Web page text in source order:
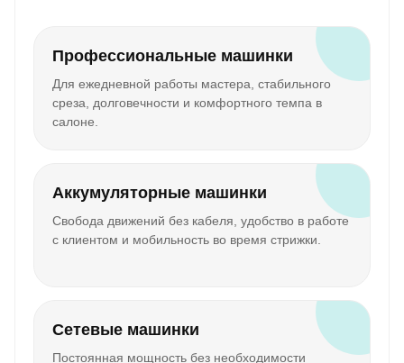
Профессиональные машинки
Для ежедневной работы мастера, стабильного
среза, долговечности и комфортного темпа в
салоне.
Аккумуляторные машинки
Свобода движений без кабеля, удобство в работе
с клиентом и мобильность во время стрижки.
Сетевые машинки
Постоянная мощность без необходимости